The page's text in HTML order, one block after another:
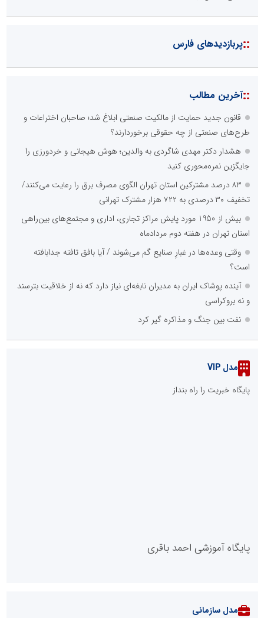
::پربازدیدهای فارس
::آخرین مطالب
قانون جدید حمایت از مالکیت صنعتی ابلاغ شد؛ صاحبان اختراعات و
طرح‌های صنعتی از چه حقوقی برخوردارند؟
هشدار دکتر مهدی شاگردی به والدین؛ هوش هیجانی و خردورزی را
جایگزین نمره‌محوری کنید
۸۳ درصد مشترکین استان تهران الگوی مصرف برق را رعایت می‌کنند/
تخفیف ۳۰ درصدی به ۷۲۲ هزار مشترک تهرانی
بیش از 1950 مورد پایش مراکز تجاری، اداری و مجتمع‌های بین‌راهی
استان تهران در هفته دوم مردادماه
وقتی وعده‌ها در غبارِ صنایع گم می‌شوند / آیا بافق تافته جدابافته
است؟
آینده پوشاک ایران به مدیران نابغه‌ای نیاز دارد که نه از خلاقیت بترسند
و نه بروکراسی
نفت بین جنگ و مذاکره گیر کرد
مدل VIP
پایگاه خبریت را راه بنداز
پایگاه آموزشی احمد باقری
مدل سازمانی